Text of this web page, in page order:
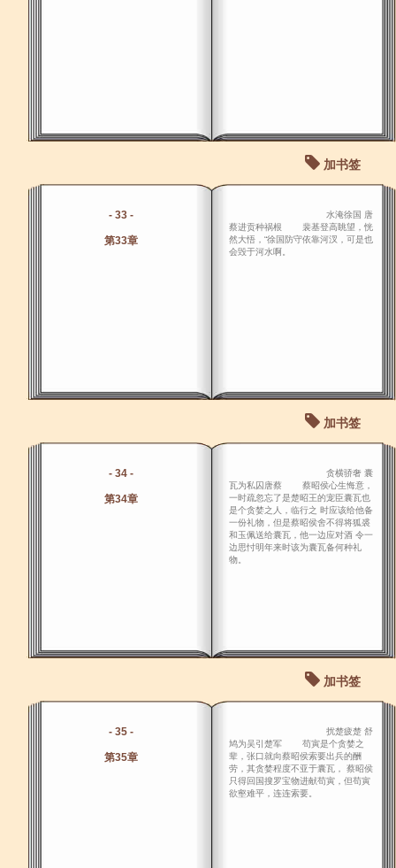
加书签
- 33 -
第33章
水淹徐国 唐
蔡进贡种祸根 裴基登高眺望，恍
然大悟，“徐国防守依靠河汊，可是也
会毁于河水啊。
加书签
- 34 -
第34章
贪横骄奢 囊
瓦为私囚唐蔡 蔡昭侯心生悔意，
一时疏忽忘了是楚昭王的宠臣囊瓦也
是个贪婪之人，临行之 时应该给他备
一份礼物，但是蔡昭侯舍不得将狐裘
和玉佩送给囊瓦，他一边应对酒 令一
边思忖明年来时该为囊瓦备何种礼
物。
加书签
- 35 -
第35章
扰楚疲楚 舒
鸠为吴引楚军 苟寅是个贪婪之
辈，张口就向蔡昭侯索要出兵的酬
劳，其贪婪程度不亚于囊瓦， 蔡昭侯
只得回国搜罗宝物进献苟寅，但苟寅
欲壑难平，连连索要。